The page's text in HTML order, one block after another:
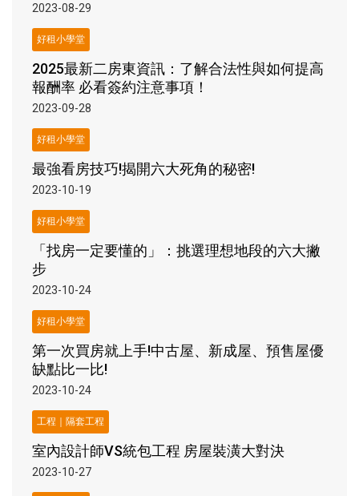
2023-08-29
好租小學堂
2025最新二房東資訊：了解合法性與如何提高
報酬率 必看簽約注意事項！
2023-09-28
好租小學堂
最強看房技巧!揭開六大死角的秘密!
2023-10-19
好租小學堂
「找房一定要懂的」：挑選理想地段的六大撇
步
2023-10-24
好租小學堂
第一次買房就上手!中古屋、新成屋、預售屋優
缺點比一比!
2023-10-24
工程｜隔套工程
室內設計師VS統包工程 房屋裝潢大對決
2023-10-27